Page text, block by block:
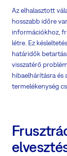
Az elhalasztott
hosszabb időre
információkhoz,
létre. Ez
határidők
visszatérő
hibaelhárításra és
termelékenység